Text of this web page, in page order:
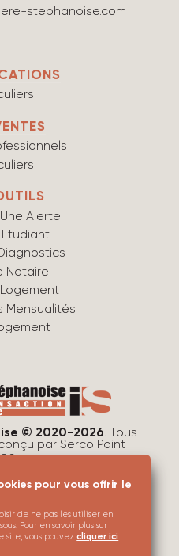
stephanoise.com
Alerte
Notaire
Mensualités
© 2020-2026. Tous
par Serco Point
.
données
cookies
site
pour vous offrir le
de ne pas les utiliser en
Pour en savoir plus sur
site, vous pouvezcliquer ici